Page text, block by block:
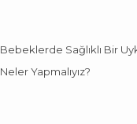
Bebeklerde Sağlıklı Bir
Neler Yapmalıyız?